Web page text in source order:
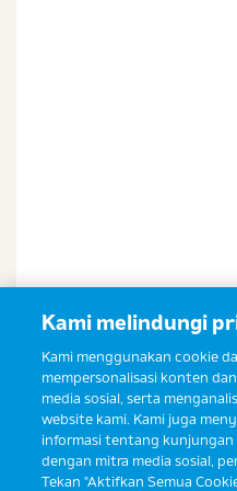
Kami melindungi
Kami menggunakan cookie
mempersonalisasi konten
media sosial, serta
website kami. Kami juga
informasi tentang kunjungan
dengan mitra media sosial,
Tekan "Aktifkan Semua